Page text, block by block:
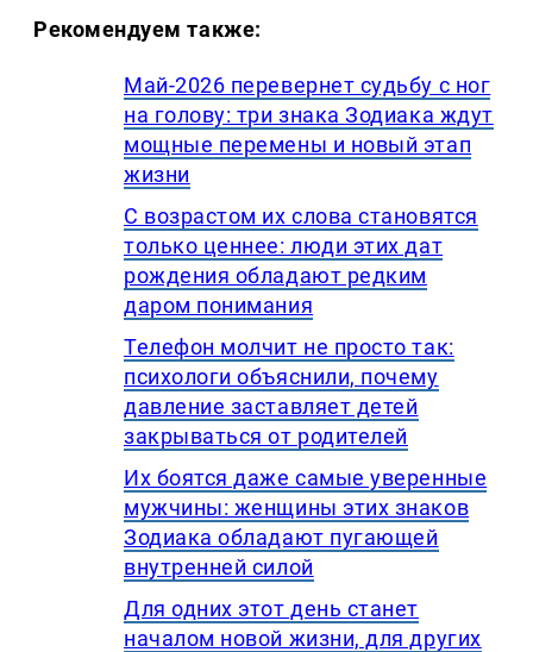
Рекомендуем также:
Май-2026 перевернет судьбу с ног
на голову: три знака Зодиака ждут
мощные перемены и новый этап
жизни
С возрастом их слова становятся
только ценнее: люди этих дат
рождения обладают редким
даром понимания
Телефон молчит не просто так:
психологи объяснили, почему
давление заставляет детей
закрываться от родителей
Их боятся даже самые уверенные
мужчины: женщины этих знаков
Зодиака обладают пугающей
внутренней силой
Для одних этот день станет
началом новой жизни, для других